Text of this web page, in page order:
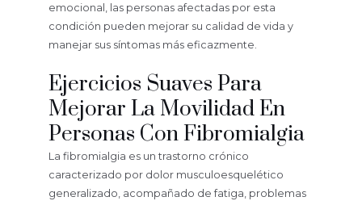
emocional, las personas afectadas por esta
condición pueden mejorar su calidad de vida y
manejar sus síntomas más eficazmente.
Ejercicios Suaves Para
Mejorar La Movilidad En
Personas Con Fibromialgia
La fibromialgia es un trastorno crónico
caracterizado por dolor musculoesquelético
generalizado, acompañado de fatiga, problemas